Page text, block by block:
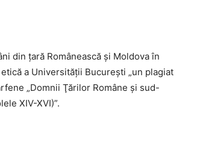
din ţară Românească şi Moldova în
a Universităţii Bucureşti „un plagiat
„Domnii Ţărilor Române şi sud-
XIV-XVI)”.